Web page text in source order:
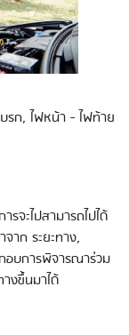
รก, ไฟหน้า - ไฟท้าย
จะไปสามารถไปได้
าก ระยะทาง,
อบการพิจารณาร่วม
งขึ้นมาได้